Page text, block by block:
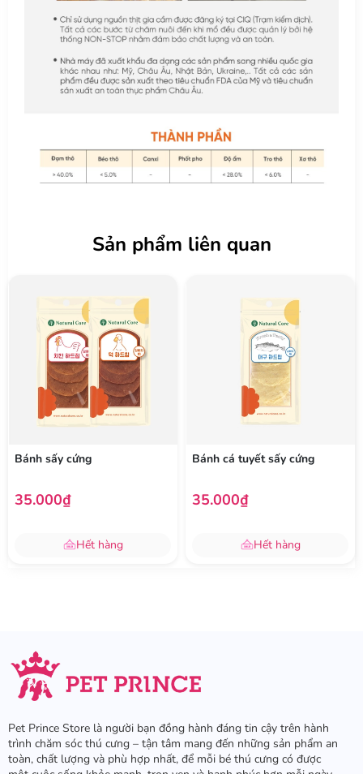
Sản phẩm liên quan
Bánh sấy cứng
35.000₫
Hết hàng
Bánh cá tuyết sấy cứng
35.000₫
Hết hàng
Pet Prince Store là người bạn đồng hành đáng tin cậy trên hành
trình chăm sóc thú cưng – tận tâm mang đến những sản phẩm an
toàn, chất lượng và phù hợp nhất, để mỗi bé thú cưng có được